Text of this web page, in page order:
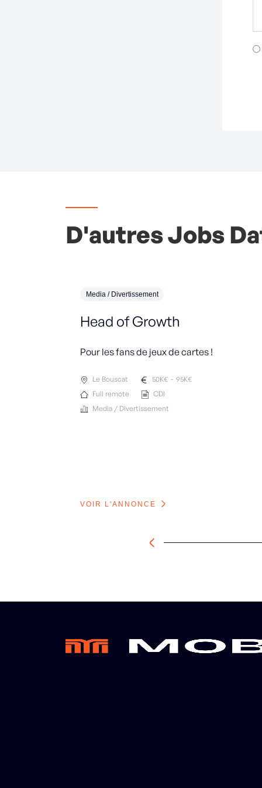
D'autres Jobs
Media / Divertissement
Head of Growth
Pour les fans de jeux de cartes !
Le Bouscat 50K€ - 95K€
Full remote
CDI
Media / Divertissement
VOIR L'ANNONCE